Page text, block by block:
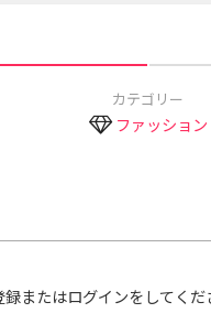
カテゴリー
ファッション
またはログインをしてくだ